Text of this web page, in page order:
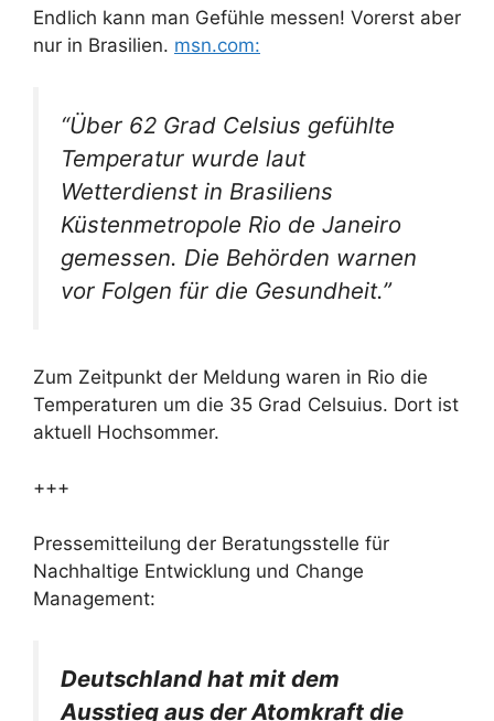
Endlich kann man Gefühle messen! Vorerst aber
nur in Brasilien. msn.com:
“Über 62 Grad Celsius gefühlte
Temperatur wurde laut
Wetterdienst in Brasiliens
Küstenmetropole Rio de Janeiro
gemessen. Die Behörden warnen
vor Folgen für die Gesundheit.”
Zum Zeitpunkt der Meldung waren in Rio die
Temperaturen um die 35 Grad Celsuius. Dort ist
aktuell Hochsommer.
+++
Pressemitteilung der Beratungsstelle für
Nachhaltige Entwicklung und Change
Management:
Deutschland hat mit dem
Ausstieg aus der Atomkraft die